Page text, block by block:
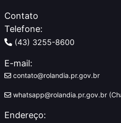
Contato
Telefone:
(43) 3255-8600
E-mail:
contato@rolandia.pr.gov.br
whatsapp@rolandia.pr.gov.br
Endereço: